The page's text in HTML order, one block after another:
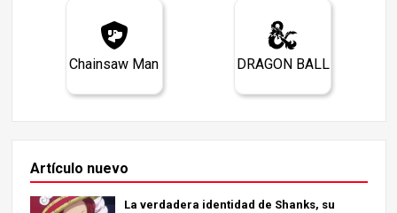
Chainsaw Man DRAGON BALL
Artículo nuevo
La verdadera identidad de Shanks, su